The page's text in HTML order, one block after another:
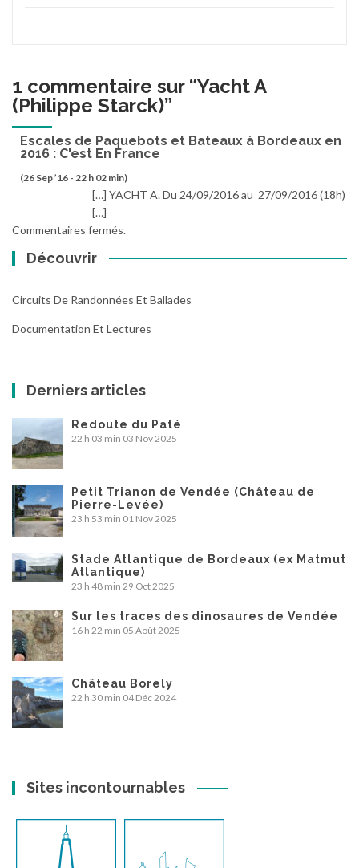
1 commentaire sur “Yacht A
(Philippe Starck)”
Escales de Paquebots et Bateaux à Bordeaux en
2016 : C'est En France
(26 Sep ’16 - 22 h 02 min)
[…] YACHT A. Du 24/09/2016 au 27/09/2016 (18h)
[…]
Commentaires fermés.
Découvrir
Circuits De Randonnées Et Ballades
Documentation Et Lectures
Derniers articles
Redoute du Paté
22 h 03 min 03 Nov 2025
Petit Trianon de Vendée (Château de
Pierre-Levée)
23 h 53 min 01 Nov 2025
Stade Atlantique de Bordeaux (ex Matmut
Atlantique)
23 h 48 min 29 Oct 2025
Sur les traces des dinosaures de Vendée
16 h 22 min 05 Août 2025
Château Borely
22 h 30 min 04 Déc 2024
Sites incontournables